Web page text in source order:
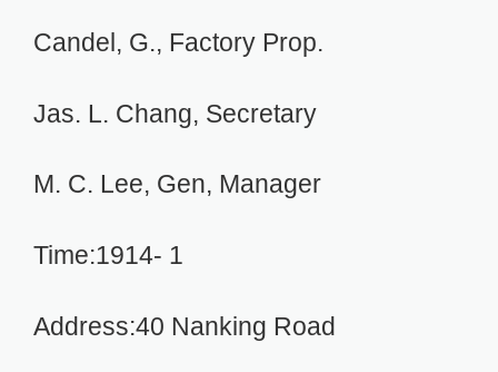
Candel, G., Factory Prop.
Jas. L. Chang, Secretary
M. C. Lee, Gen, Manager
Time:1914- 1
Address:40 Nanking Road